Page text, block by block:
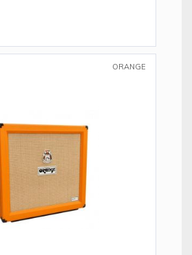
ORANGE